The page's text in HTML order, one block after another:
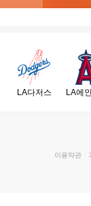
LA다저스 LA에
이용약관 ·